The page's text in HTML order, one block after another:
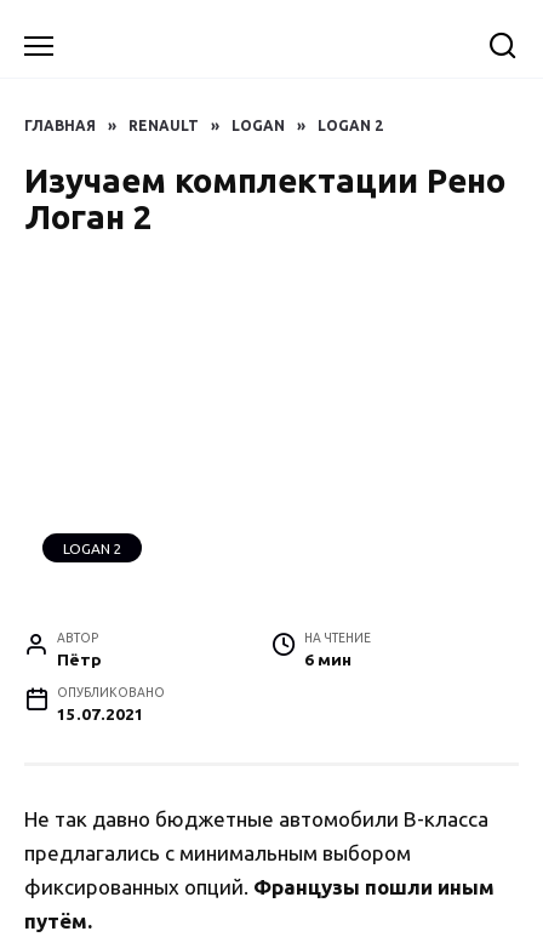
ГЛАВНАЯ » RENAULT » LOGAN » LOGAN 2
Изучаем комплектации Рено
Логан 2
LOGAN 2
АВТОР
Пётр
НА ЧТЕНИЕ
6 мин
ОПУБЛИКОВАНО
15.07.2021
Не так давно бюджетные автомобили В-класса
предлагались с минимальным выбором
фиксированных опций. Французы пошли иным
путём.